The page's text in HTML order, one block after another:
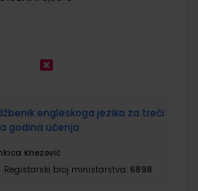
engleskoga jezika za treći
godina učenja
Knezović
Registarski broj ministarstva: 6898